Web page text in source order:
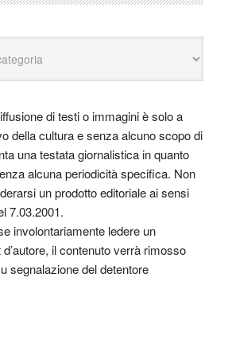
di testi o immagini è solo a
della cultura e senza alcuno scopo di
una testata giornalistica in quanto
alcuna periodicità specifica. Non
un prodotto editoriale ai sensi
7.03.2001.
involontariamente ledere un
il contenuto verrà rimosso
segnalazione del detentore